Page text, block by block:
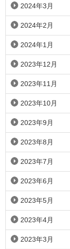
2024年3月
2024年2月
2024年1月
2023年12月
2023年11月
2023年10月
2023年9月
2023年8月
2023年7月
2023年6月
2023年5月
2023年4月
2023年3月